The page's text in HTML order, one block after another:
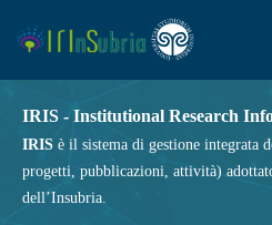
IRIS - Institutional Research
IRIS è il sistema di gestione integrata
progetti, pubblicazioni, attività)
dell’Insubria.